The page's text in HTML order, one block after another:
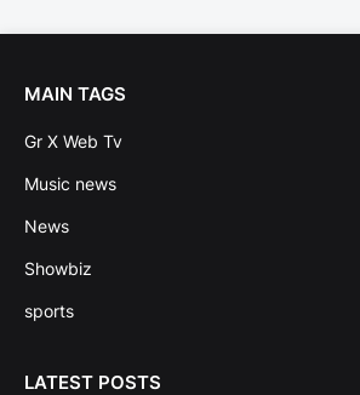
MAIN TAGS
Gr X Web Tv
Music news
News
Showbiz
sports
LATEST POSTS